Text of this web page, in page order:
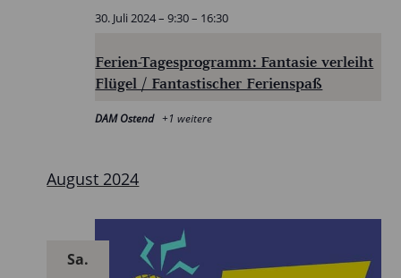
Ferien-Tagesprogramm: Fantasie verleiht
Flügel / Fantastischer Ferienspaß
30. Juli 2024 – 9:30– 16:30
DAM Ostend +1 weitere
August 2024
Sa.